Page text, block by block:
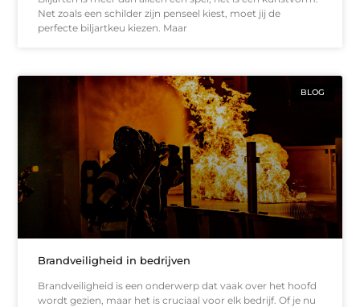
Net zoals een schilder zijn penseel kiest, moet jij de
perfecte biljartkeu kiezen. Maar
BLOG
Brandveiligheid in bedrijven
Brandveiligheid is een onderwerp dat vaak over het hoofd
wordt gezien, maar het is cruciaal voor elk bedrijf. Of je nu